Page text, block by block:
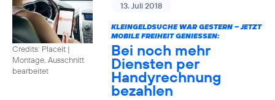
Credits: Placeit |
Montage, Ausschnitt
bearbeitet
13. Juli 2018
KLEINGELDSUCHE WAR GESTERN – JETZT
MOBILE FREIHEIT GENIESSEN:
Bei noch mehr
Diensten per
Handyrechnung
bezahlen